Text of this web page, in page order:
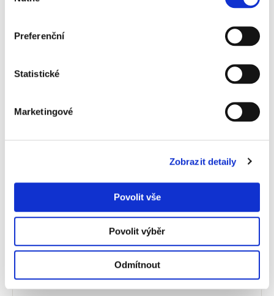
Preferenční
Statistické
Marketingové
Zobrazit detaily
Povolit vše
Povolit výběr
Odmítnout